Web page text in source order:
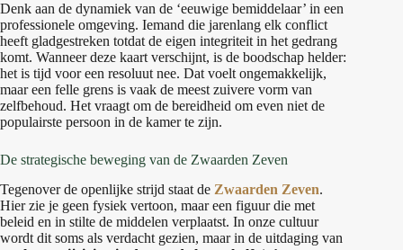
Denk aan de dynamiek van de ‘eeuwige bemiddelaar’ in een
professionele omgeving. Iemand die jarenlang elk conflict
heeft gladgestreken totdat de eigen integriteit in het gedrang
komt. Wanneer deze kaart verschijnt, is de boodschap helder:
het is tijd voor een resoluut nee. Dat voelt ongemakkelijk,
maar een felle grens is vaak de meest zuivere vorm van
zelfbehoud. Het vraagt om de bereidheid om even niet de
populairste persoon in de kamer te zijn.
De strategische beweging van de Zwaarden Zeven
Tegenover de openlijke strijd staat de Zwaarden Zeven.
Hier zie je geen fysiek vertoon, maar een figuur die met
beleid en in stilte de middelen verplaatst. In onze cultuur
wordt dit soms als verdacht gezien, maar in de uitdaging van